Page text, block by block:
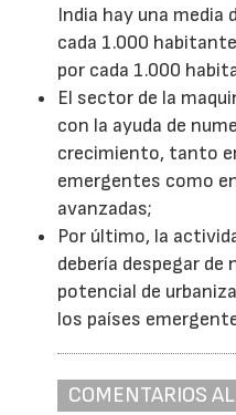
India hay una media
cada 1.000
por cada 1.000
El sector de la
con la ayuda de
crecimiento, tanto
emergentes como
avanzadas;
Por último, la
debería despegar de
potencial de
los países
COMENTARIOS